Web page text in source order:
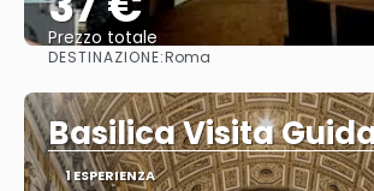
Prezzo totale
DESTINAZIONE:Roma
Basilica Visita
1 ESPERIENZA